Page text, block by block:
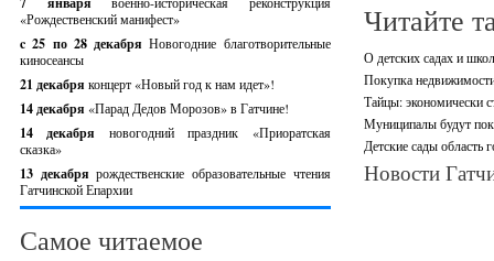
«Рождественский манифест»
c 25 по 28 декабряНовогодние благотворительные
киносеансы
21 декабря концерт «Новый год к нам идет»!
14 декабря «Парад Дедов Морозов» в Гатчине!
14 декабря новогодний праздник «Приоратская
сказка»
13 декабрярождественские образовательные чтения
Гатчинской Епархии
Самое читаемое
Читайте
О детских садах и
Покупка
Тайцы: экономически
Муниципалы будут
Детские сады область
Новости